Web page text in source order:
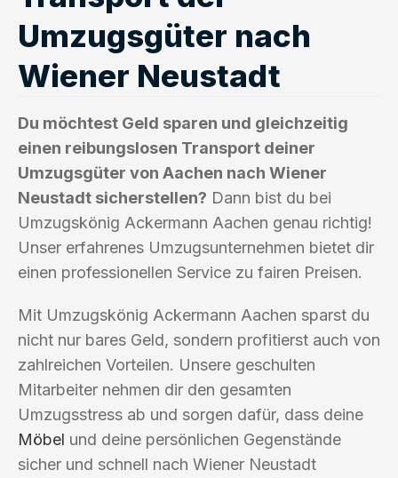
Umzugsgüter nach
Wiener Neustadt
Du möchtest Geld sparen und gleichzeitig
einen reibungslosen Transport deiner
Umzugsgüter von Aachen nach Wiener
Neustadt sicherstellen? Dann bist du bei
Umzugskönig Ackermann Aachen genau richtig!
Unser erfahrenes Umzugsunternehmen bietet dir
einen professionellen Service zu fairen Preisen.
Mit Umzugskönig Ackermann Aachen sparst du
nicht nur bares Geld, sondern profitierst auch von
zahlreichen Vorteilen. Unsere geschulten
Mitarbeiter nehmen dir den gesamten
Umzugsstress ab und sorgen dafür, dass deine
Möbel und deine persönlichen Gegenstände
sicher und schnell nach Wiener Neustadt